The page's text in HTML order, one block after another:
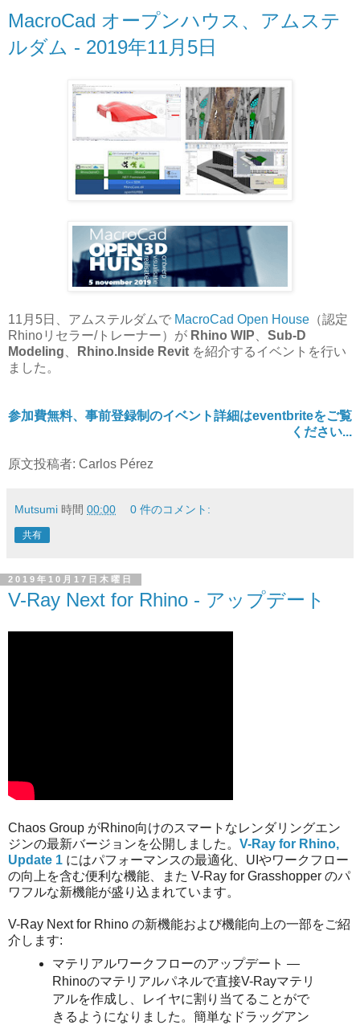
MacroCad オープンハウス、アムステ
ルダム - 2019年11月5日
11月5日、アムステルダムで MacroCad Open House （認定
Rhinoリセラー/トレーナー）が Rhino WIP
Sub-D
Modeling
Rhino.Inside Revit を紹介するイベントを行い
ました。
参加費無料、事前登録制のイベント詳細はeventbriteをご覧
ください...
原文投稿者: Carlos Pérez
Mutsumi 時間 00:00 0 件のコメント:
共有
2019年10月17日木曜日
V-Ray Next for Rhino - アップデート
Chaos Group がRhino向けのスマートなレンダリングエン
ジンの最新バージョンを公開しました。 V-Ray for Rhino,
Update 1 にはパフォーマンスの最適化、UIやワークフロー
の向上を含む便利な機能、また V-Ray for Grasshopper のパ
ワフルな新機能が盛り込まれています。
V-Ray Next for Rhino の新機能および機能向上の一部をご紹
介します:
マテリアルワークフローのアップデート —
Rhinoのマテリアルパネルで直接V-Rayマテリ
アルを作成し、レイヤに割り当てることがで
きるようになりました。簡単なドラッグアン